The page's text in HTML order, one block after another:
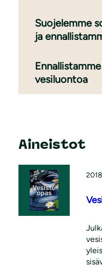
Suojelemme
ja
vesiluontoa
Aineistot
2018